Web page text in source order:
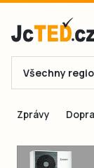
E-mail
Všechny
Zprávy